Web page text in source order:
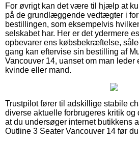
For øvrigt kan det være til hjælp at
på de grundlæggende vedtægter i
bestillingen, som eksempelvis
selskabet har. Her er det ydermere
opbevarer ens købsbekræftelse,
gang kan eftervise sin bestilling af
Vancouver 14, uanset om man leder
kvinde eller mand.
Trustpilot fører til adskillige stabile
diverse aktuelle forbrugeres kritik og
at du undersøger internet butikkens
Outline 3 Seater Vancouver 14 før